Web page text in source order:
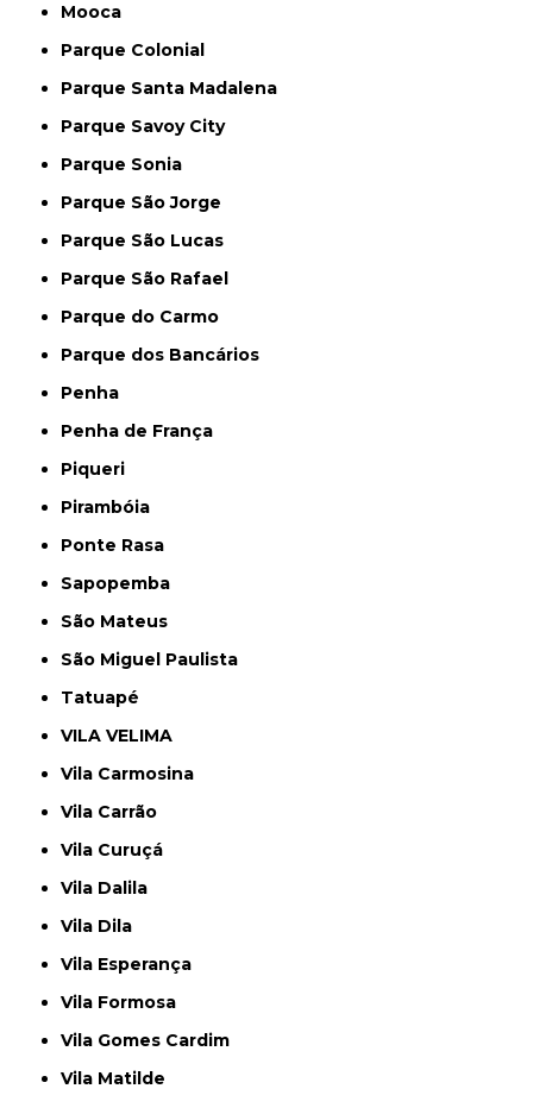
Mooca
Parque Colonial
Parque Santa Madalena
Parque Savoy City
Parque Sonia
Parque São Jorge
Parque São Lucas
Parque São Rafael
Parque do Carmo
Parque dos Bancários
Penha
Penha de França
Piqueri
Pirambóia
Ponte Rasa
Sapopemba
São Mateus
São Miguel Paulista
Tatuapé
VILA VELIMA
Vila Carmosina
Vila Carrão
Vila Curuçá
Vila Dalila
Vila Dila
Vila Esperança
Vila Formosa
Vila Gomes Cardim
Vila Matilde